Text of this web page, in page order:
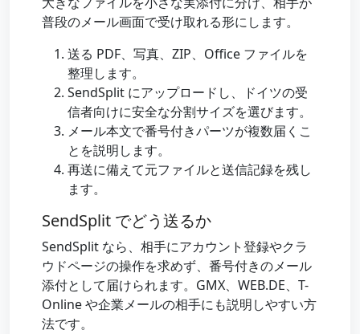
普段のメール画面で受け取れる形にします。
送る PDF、写真、ZIP、Office ファイルを
整理します。
SendSplit にアップロードし、ドイツの受
信者向けに安全な分割サイズを選びます。
メール本文で番号付きパーツが複数届くこ
とを説明します。
再送に備えて元ファイルと送信記録を残し
ます。
SendSplit でどう送るか
SendSplit なら、相手にアカウント登録やクラ
ウドページの操作を求めず、番号付きのメール
添付として届けられます。GMX、WEB.DE、T-
Online や企業メールの相手にも説明しやすい方
法です。